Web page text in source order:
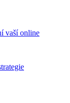
vaší online